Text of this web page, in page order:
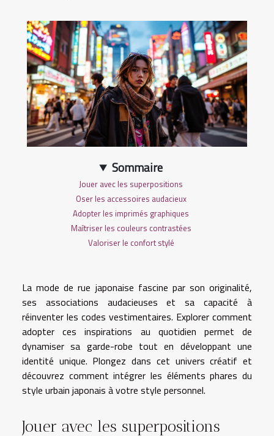
Sommaire
Jouer avec les superpositions
Oser les accessoires audacieux
Adopter les imprimés graphiques
Maîtriser les couleurs contrastées
Valoriser le confort stylé
La mode de rue japonaise fascine par son originalité,
ses associations audacieuses et sa capacité à
réinventer les codes vestimentaires. Explorer comment
adopter ces inspirations au quotidien permet de
dynamiser sa garde-robe tout en développant une
identité unique. Plongez dans cet univers créatif et
découvrez comment intégrer les éléments phares du
style urbain japonais à votre style personnel.
Jouer avec les superpositions